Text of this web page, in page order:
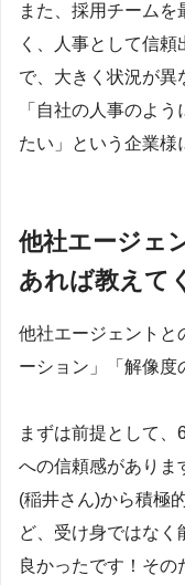
また、採用チーム
く、人事として信
で、大きく状況が異
「自社の人事のよ
たい」という企業様
他社エージェ
あれば教えて
他社エージェントと
ーション」「解像度
まずは前提として
への信頼感がありま
(稲井さん)から積極
ど、受け身ではな
良かったです！その